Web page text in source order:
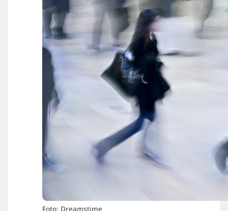
Foto: Dreamstime